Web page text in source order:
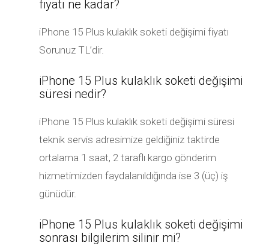
fiyatı ne kadar?
iPhone 15 Plus kulaklık soketi değişimi fiyatı
Sorunuz TL’dir.
iPhone 15 Plus kulaklık soketi değişimi
süresi nedir?
iPhone 15 Plus kulaklık soketi değişimi süresi
teknik servis adresimize geldiğiniz taktirde
ortalama 1 saat, 2 taraflı kargo gönderim
hizmetimizden faydalanıldığında ise 3 (üç) iş
günüdür.
iPhone 15 Plus kulaklık soketi değişimi
sonrası bilgilerim silinir mi?